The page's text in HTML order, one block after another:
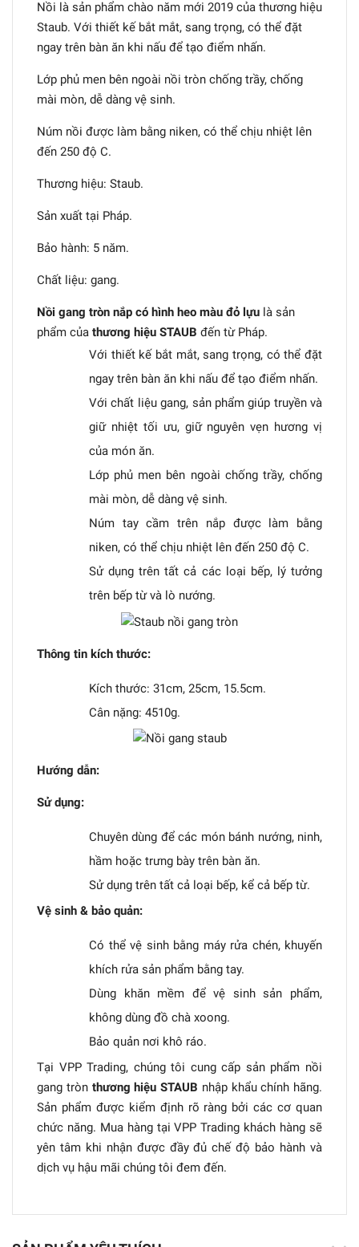
Nồi là sản phẩm chào năm mới 2019 của thương hiệu
Staub. Với thiết kế bắt mắt, sang trọng, có thể đặt
ngay trên bàn ăn khi nấu để tạo điểm nhấn.
Lớp phủ men bên ngoài nồi tròn chống trầy, chống
mài mòn, dễ dàng vệ sinh.
Núm nồi được làm bằng niken, có thể chịu nhiệt lên
đến 250 độ C.
Thương hiệu: Staub.
Sản xuất tại Pháp.
Bảo hành: 5 năm.
Chất liệu: gang.
Nồi gang tròn nắp có hình heo màu đỏ lựu là sản
phẩm của thương hiệu STAUB đến từ Pháp.
Với thiết kế bắt mắt, sang trọng, có thể đặt
ngay trên bàn ăn khi nấu để tạo điểm nhấn.
Với chất liệu gang, sản phẩm giúp truyền và
giữ nhiệt tối ưu, giữ nguyên vẹn hương vị
của món ăn.
Lớp phủ men bên ngoài chống trầy, chống
mài mòn, dễ dàng vệ sinh.
Núm tay cầm trên nắp được làm bằng
niken, có thể chịu nhiệt lên đến 250 độ C.
Sử dụng trên tất cả các loại bếp, lý tưởng
trên bếp từ và lò nướng.
Thông tin kích thước:
Kích thước: 31cm, 25cm, 15.5cm.
Cân nặng: 4510g.
Hướng dẫn:
Sử dụng:
Chuyên dùng để các món bánh nướng, ninh,
hầm hoặc trưng bày trên bàn ăn.
Sử dụng trên tất cả loại bếp, kể cả bếp từ.
Vệ sinh & bảo quản:
Có thể vệ sinh bằng máy rửa chén, khuyến
khích rửa sản phẩm bằng tay.
Dùng khăn mềm để vệ sinh sản phẩm,
không dùng đồ chà xoong.
Bảo quản nơi khô ráo.
Tại VPP Trading, chúng tôi cung cấp sản phẩm nồi
gang tròn thương hiệu STAUB nhập khẩu chính hãng.
Sản phẩm được kiểm định rõ ràng bởi các cơ quan
chức năng. Mua hàng tại VPP Trading khách hàng sẽ
yên tâm khi nhận được đầy đủ chế độ bảo hành và
dịch vụ hậu mãi chúng tôi đem đến.